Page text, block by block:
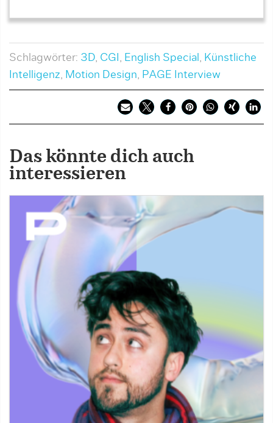
Schlagwörter: 3D, CGI , English Special , Künstliche
Intelligenz, Motion Design, PAGE Interview
Das könnte dich auch
interessieren